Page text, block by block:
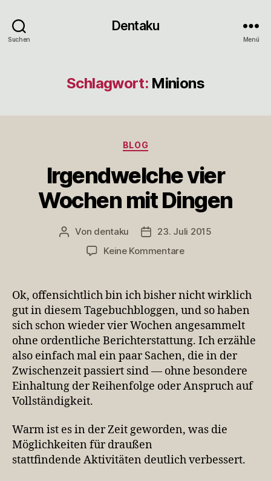
Suchen
Dentaku
Menü
Schlagwort: Minions
Kategorien
BLOG
Irgendwelche vier
Wochen mit Dingen
Beitragsautor
Von dentaku Veröffentlichungsdatum
23. Juli 2015
Keine Kommentarezu
Wochen
mit
Dingen
Ok, offensichtlich bin ich bisher nicht wirklich
gut in diesem Tagebuchbloggen, und so haben
sich schon wieder vier Wochen angesammelt
ohne ordentliche Berichterstattung. Ich erzähle
also einfach mal ein paar Sachen, die in der
Zwischenzeit passiert sind — ohne besondere
Einhaltung der Reihenfolge oder Anspruch auf
Vollständigkeit.
Warm ist es in der Zeit geworden, was die
Möglichkeiten für draußen
stattfindende Aktivitäten deutlich verbessert.